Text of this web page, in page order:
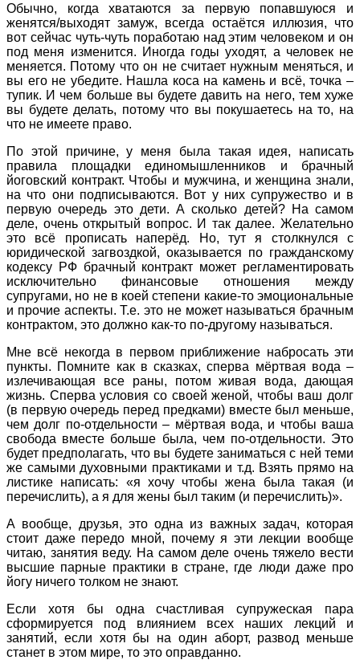
Обычно, когда хватаются за первую попавшуюся и
женятся/выходят замуж, всегда остаётся иллюзия, что
вот сейчас чуть-чуть поработаю над этим человеком и он
под меня изменится. Иногда годы уходят, а человек не
меняется. Потому что он не считает нужным меняться, и
вы его не убедите. Нашла коса на камень и всё, точка –
тупик. И чем больше вы будете давить на него, тем хуже
вы будете делать, потому что вы покушаетесь на то, на
что не имеете право.
По этой причине, у меня была такая идея, написать
правила площадки единомышленников и брачный
йоговский контракт. Чтобы и мужчина, и женщина знали,
на что они подписываются. Вот у них супружество и в
первую очередь это дети. А сколько детей? На самом
деле, очень открытый вопрос. И так далее. Желательно
это всё прописать наперёд. Но, тут я столкнулся с
юридической загвоздкой, оказывается по гражданскому
кодексу РФ брачный контракт может регламентировать
исключительно финансовые отношения между
супругами, но не в коей степени какие-то эмоциональные
и прочие аспекты. Т.е. это не может называться брачным
контрактом, это должно как-то по-другому называться.
Мне всё некогда в первом приближение набросать эти
пункты. Помните как в сказках, сперва мёртвая вода –
излечивающая все раны, потом живая вода, дающая
жизнь. Сперва условия со своей женой, чтобы ваш долг
(в первую очередь перед предками) вместе был меньше,
чем долг по-отдельности – мёртвая вода, и чтобы ваша
свобода вместе больше была, чем по-отдельности. Это
будет предполагать, что вы будете заниматься с ней теми
же самыми духовными практиками и т.д. Взять прямо на
листике написать: «я хочу чтобы жена была такая (и
перечислить), а я для жены был таким (и перечислить)».
А вообще, друзья, это одна из важных задач, которая
стоит даже передо мной, почему я эти лекции вообще
читаю, занятия веду. На самом деле очень тяжело вести
высшие парные практики в стране, где люди даже про
йогу ничего толком не знают.
Если хотя бы одна счастливая супружеская пара
сформируется под влиянием всех наших лекций и
занятий, если хотя бы на один аборт, развод меньше
станет в этом мире, то это оправданно.